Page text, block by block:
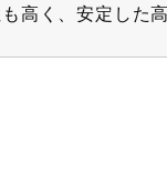
高く、安定した